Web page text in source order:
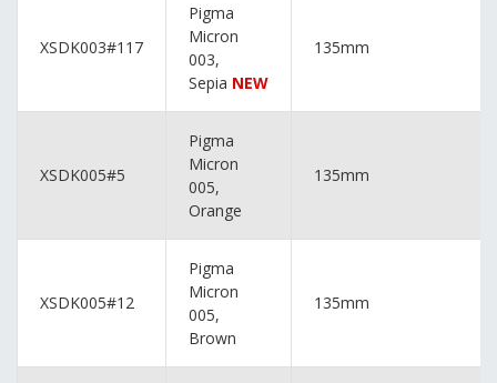
XSDK003#117
Pigma
Micron
003,
Sepia NEW
135mm
XSDK005#5
Pigma
Micron
005,
Orange
135mm
XSDK005#12
Pigma
Micron
005,
Brown
135mm